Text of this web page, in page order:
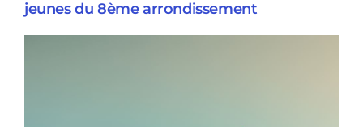
jeunes du 8ème arrondissement